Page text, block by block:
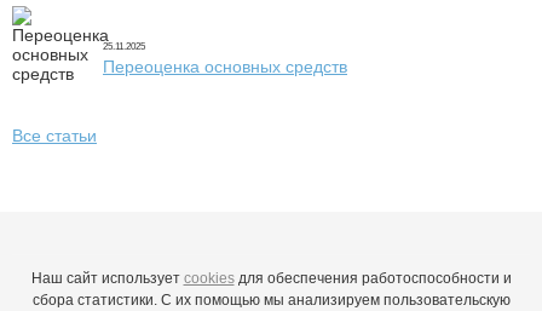
25.11.2025
Переоценка основных средств
Все статьи
Наш сайт использует cookiesдля обеспечения работоспособности и
сбора статистики. С их помощью мы анализируем пользовательскую